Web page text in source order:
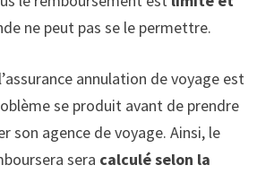
ne peut pas se le permettre.
annulation de voyage est
se produit avant de prendre
son agence de voyage. Ainsi, le
sera calculé selon la